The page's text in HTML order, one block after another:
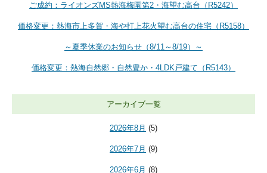
ご成約：ライオンズMS熱海梅園第2・海望む高台（R5242）
価格変更：熱海市上多賀・海や打上花火望む高台の住宅（R5158）
～夏季休業のお知らせ（8/11～8/19）～
価格変更：熱海自然郷・自然豊か・4LDK戸建て（R5143）
アーカイブ一覧
2026年8月 (5)
2026年7月 (9)
2026年6月 (8)